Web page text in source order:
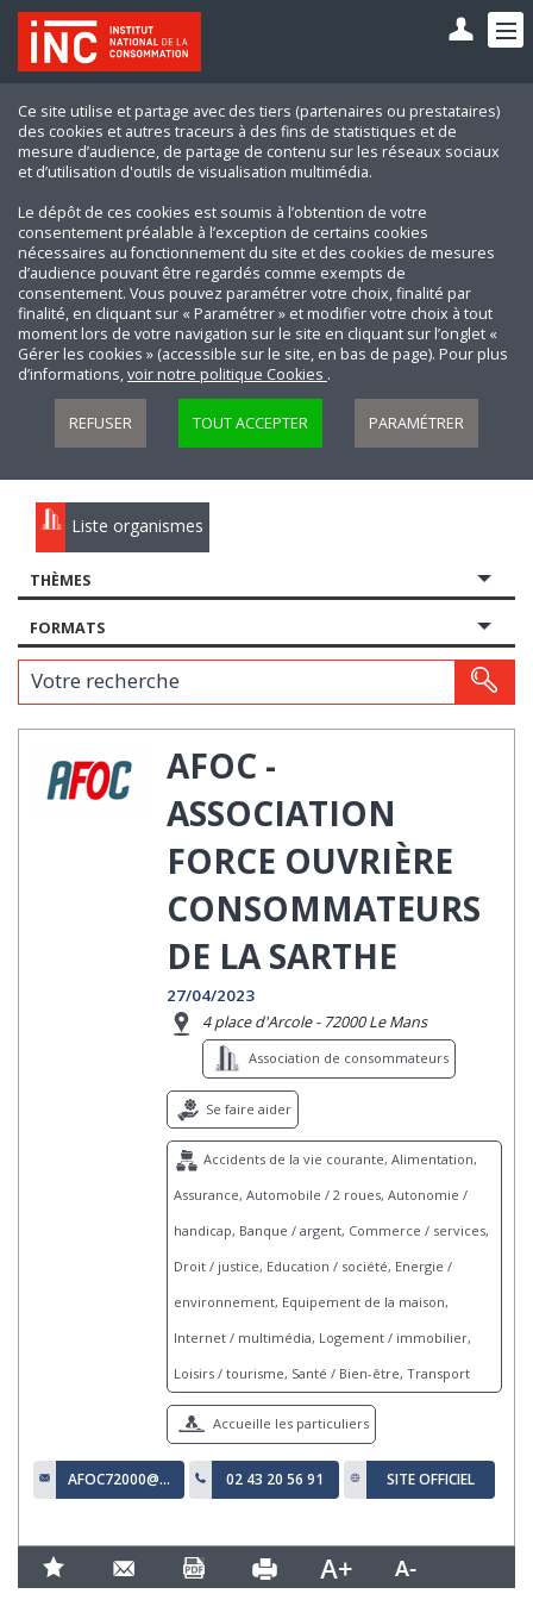
Ce site utilise et partage avec des tiers (partenaires ou prestataires)
des cookies et autres traceurs à des fins de statistiques et de
mesure d’audience, de partage de contenu sur les réseaux sociaux
et d’utilisation d'outils de visualisation multimédia.
Le dépôt de ces cookies est soumis à l’obtention de votre
consentement préalable à l’exception de certains cookies
nécessaires au fonctionnement du site et des cookies de mesures
d’audience pouvant être regardés comme exempts de
consentement. Vous pouvez paramétrer votre choix, finalité par
finalité, en cliquant sur « Paramétrer » et modifier votre choix à tout
moment lors de votre navigation sur le site en cliquant sur l’onglet «
Gérer les cookies » (accessible sur le site, en bas de page). Pour plus
d’informations,voir notre politique Cookies .
REFUSER TOUT ACCEPTER PARAMÉTRER
Liste organismes
THÈMES
FORMATS
Votre recherche
AFOC -
ASSOCIATION
FORCE OUVRIÈRE
CONSOMMATEURS
DE LA SARTHE
27/04/2023
4 place d'Arcole - 72000 Le Mans
Association de consommateurs
Se faire aider
Accidents de la vie courante, Alimentation,
Assurance, Automobile / 2 roues, Autonomie /
handicap, Banque / argent, Commerce / services,
Droit / justice, Education / société, Energie /
environnement, Equipement de la maison,
Internet / multimédia, Logement / immobilier,
Loisirs / tourisme, Santé / Bien-être, Transport
Accueille les particuliers
AFOC72000@ORANGE.FR 02 43 20 56 91 SITE OFFICIEL